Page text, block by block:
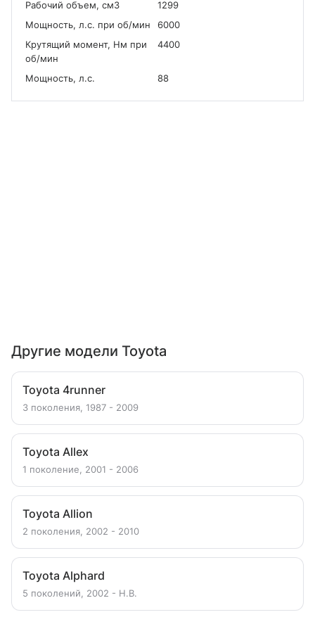
Рабочий объем, см3
1299
Мощность, л.с. при об/мин
6000
Крутящий момент, Нм при
об/мин
4400
Мощность, л.с. 88
Другие модели Toyota
Toyota 4runner
3 поколения, 1987 - 2009
Toyota Allex
1 поколение, 2001 - 2006
Toyota Allion
2 поколения, 2002 - 2010
Toyota Alphard
5 поколений, 2002 - Н.В.